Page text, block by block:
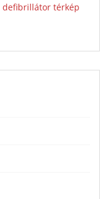
defibrillátor térkép